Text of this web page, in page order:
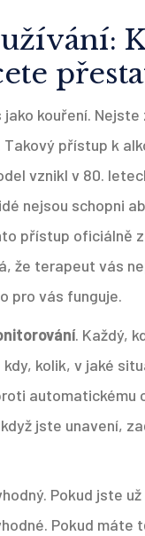
kouření.
přístup k
vznikl v 80.
nejsou schopni
přístup oficiálně
že terapeut vás
pro vás funguje.
. Každý,
kolik, v jaké
automatickému
jste unavení,
Pokud jste
Pokud máte